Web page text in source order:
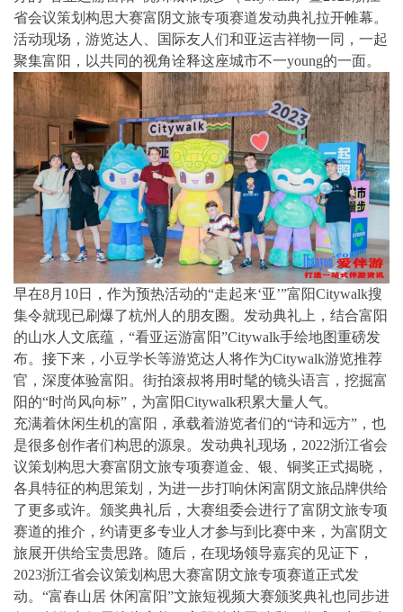
省会议策划构思大赛富阴文旅专项赛道发动典礼拉开帷幕。
活动现场，游览达人、国际友人们和亚运吉祥物一同，一起
聚集富阳，以共同的视角诠释这座城市不一young的一面。
早在8月10日，作为预热活动的“走起来‘亚’”富阳Citywalk搜
集令就现已刷爆了杭州人的朋友圈。发动典礼上，结合富阳
的山水人文底蕴，“看亚运游富阳”Citywalk手绘地图重磅发
布。接下来，小豆学长等游览达人将作为Citywalk游览推荐
官，深度体验富阳。街拍滚叔将用时髦的镜头语言，挖掘富
阳的“时尚风向标”，为富阳Citywalk积累大量人气。
充满着休闲生机的富阳，承载着游览者们的“诗和远方”，也
是很多创作者们构思的源泉。发动典礼现场，2022浙江省会
议策划构思大赛富阴文旅专项赛道金、银、铜奖正式揭晓，
各具特征的构思策划，为进一步打响休闲富阴文旅品牌供给
了更多或许。颁奖典礼后，大赛组委会进行了富阴文旅专项
赛道的推介，约请更多专业人才参与到比赛中来，为富阴文
旅展开供给宝贵思路。随后，在现场领导嘉宾的见证下，
2023浙江省会议策划构思大赛富阴文旅专项赛道正式发
动。“富春山居 休闲富阳”文旅短视频大赛颁奖典礼也同步进